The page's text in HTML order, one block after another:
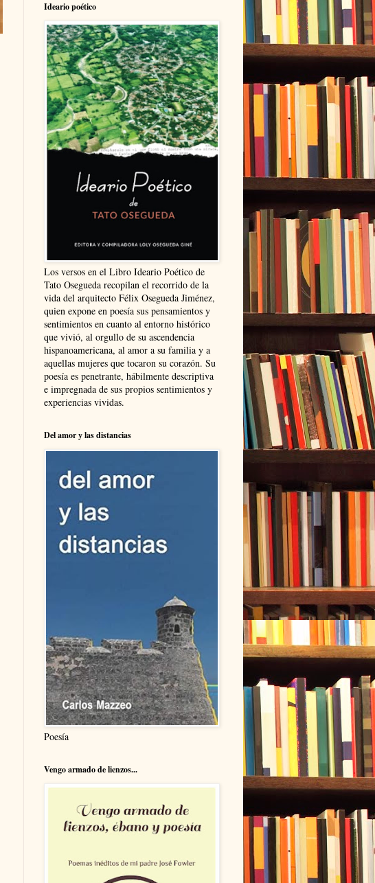
Ideario poético
Los versos en el Libro Ideario Poético de
Tato Osegueda recopilan el recorrido de la
vida del arquitecto Félix Osegueda Jiménez,
quien expone en poesía sus pensamientos y
sentimientos en cuanto al entorno histórico
que vivió, al orgullo de su ascendencia
hispanoamericana, al amor a su familia y a
aquellas mujeres que tocaron su corazón. Su
poesía es penetrante, hábilmente descriptiva
e impregnada de sus propios sentimientos y
experiencias vividas.
Del amor y las distancias
Poesía
Vengo armado de lienzos...